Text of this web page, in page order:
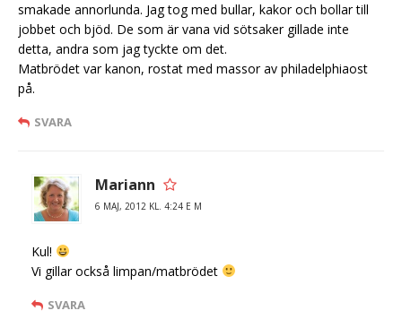
smakade annorlunda. Jag tog med bullar, kakor och bollar till
jobbet och bjöd. De som är vana vid sötsaker gillade inte
detta, andra som jag tyckte om det.
Matbrödet var kanon, rostat med massor av philadelphiaost
på.
SVARA
Mariann
6 MAJ, 2012 KL. 4:24 E M
Kul!
Vi gillar också limpan/matbrödet
SVARA